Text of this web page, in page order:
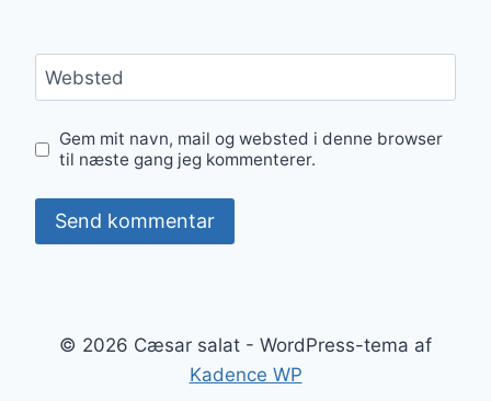
Websted
Gem mit navn, mail og websted i denne browser
til næste gang jeg kommenterer.
© 2026 Cæsar salat - WordPress-tema af
Kadence WP